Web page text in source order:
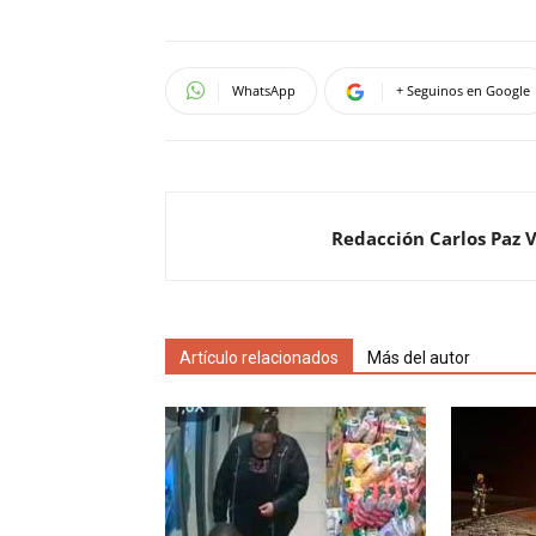
WhatsApp + Seguinos en Google
Redacción Carlos Paz
Artículo relacionados Más del autor